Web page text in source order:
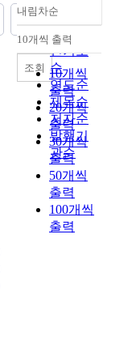
정확도
순
인기도
순
연도순
제목순
저자순
발행기
관순
내림차순
내림차순
10개씩 출력
10개씩
출력
20개씩
출력
30개씩
출력
50개씩
출력
100개씩
출력
조회